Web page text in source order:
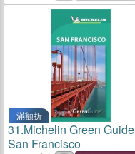
滿額折
31.Michelin Green Guide
San Francisco